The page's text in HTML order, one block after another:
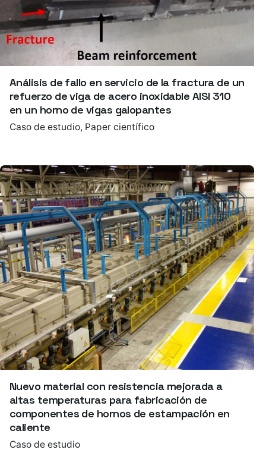
Análisis de fallo en servicio de la fractura de un
refuerzo de viga de acero inoxidable AISI 310
en un horno de vigas galopantes
Caso de estudio Paper científico
Nuevo material con resistencia mejorada a
altas temperaturas para fabricación de
componentes de hornos de estampación en
caliente
Caso de estudio